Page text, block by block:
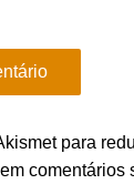
para
comentários